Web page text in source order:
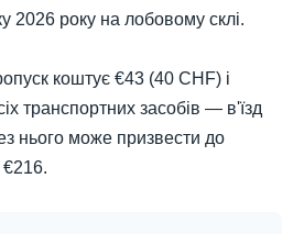
2026 року на лобовому склі.
коштує €43 (40 CHF) і
транспортних засобів — в'їзд
нього може призвести до